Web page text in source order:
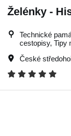
Želénky -
Technické
cestopisy, Tipy
České